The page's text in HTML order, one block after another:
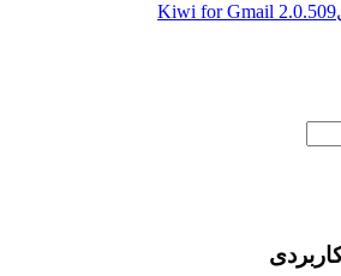
Kiwi for Gmail